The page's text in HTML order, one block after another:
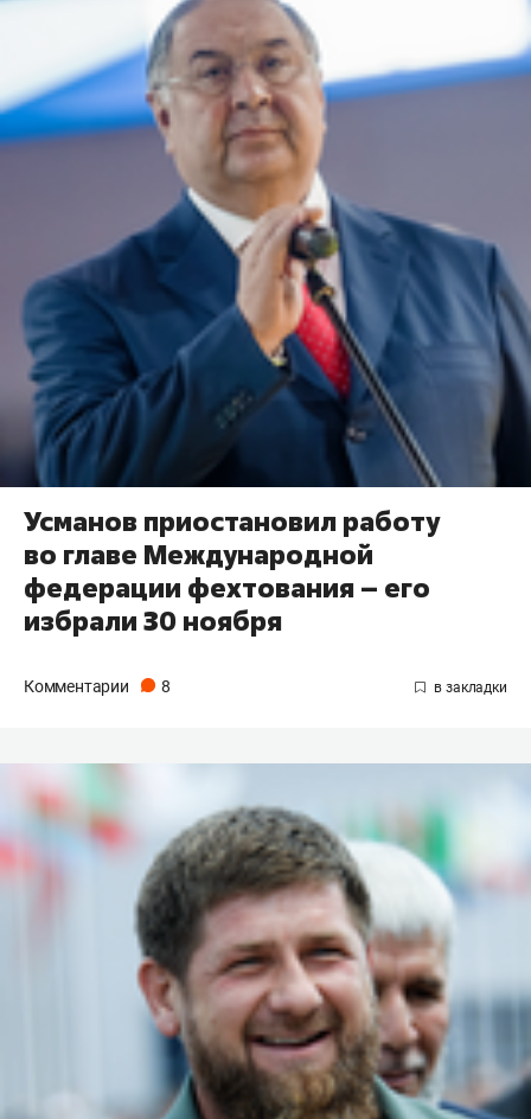
Усманов приостановил работу
во главе Международной
федерации фехтования – его
избрали 30 ноября
Комментарии 8